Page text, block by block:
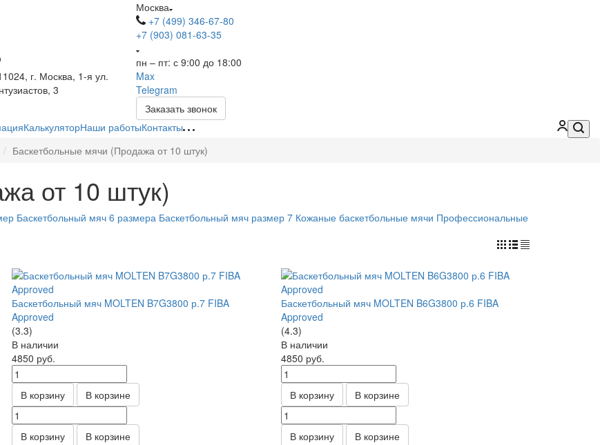
Москва
+7 (499) 346-67-80
+7 (903) 081-63-35
пн – пт: с 9:00 до 18:00
Max
Telegram
Заказать звонок
г. Москва, 1-я ул.
3
КалькуляторНаши работыКонтакты
Баскетбольные мячи (Продажа от 10 штук)
от 10 штук)
Баскетбольный мяч 6 размера Баскетбольный мяч размер 7 Кожаные баскетбольные мячи Профессиональные
Баскетбольный мяч MOLTEN B7G3800 р.7 FIBA
Approved
(3.3)
В наличии
4850 руб.
В корзину В корзине
В корзину В корзине
Баскетбольный мяч MOLTEN B6G3800 р.6 FIBA
Approved
(4.3)
В наличии
4850 руб.
В корзину В корзине
В корзину В корзине